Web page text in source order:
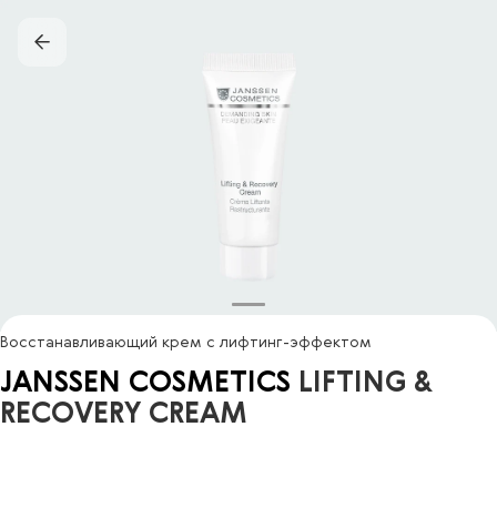
Восстанавливающий крем с лифтинг-эффектом
JANSSEN COSMETICS LIFTING &
RECOVERY CREAM